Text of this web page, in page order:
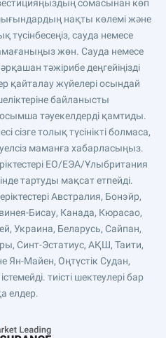
сомасынан көп
нақты көлемі және
түсінбесеңіз, сауда немесе
жөн. Сауда немесе
тәжірибе деңгейіңізді
қайталау жүйелері осындай
байланысты
тәуекелдерді қамтиды.
сізге толық түсінікті болмаса,
маманға хабарласыңыз.
ЕО/ЕЭА/Ұлыбритания
тартуды мақсат етпейді.
Австралия, Бонэйр,
Бисау, Канада, Кюрасао,
Украина, Беларусь, Сайпан,
Синт-Эстатиус, АҚШ, Таити,
Ян-Майен, Оңтүстік Судан,
тиісті шектеулері бар
елдер.